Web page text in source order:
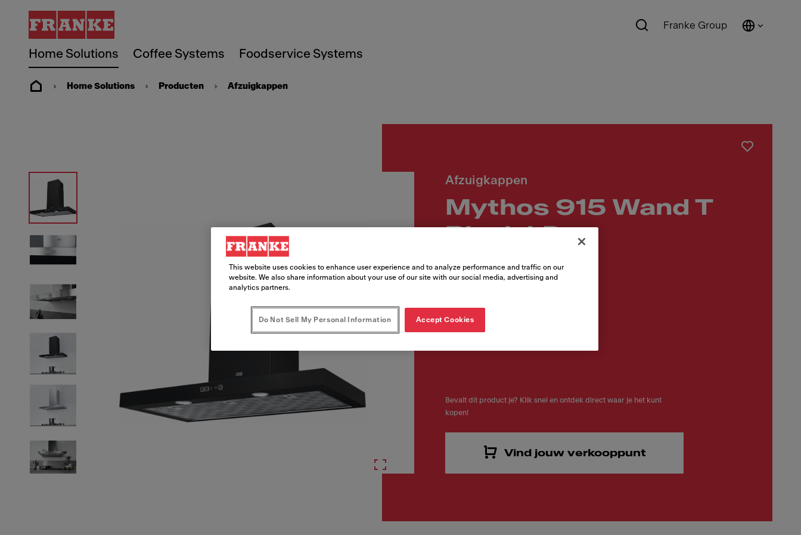
Home Solutions Coffee Systems Foodservice Systems
Franke Group
Home Solutions Producten Afzuigkappen
Afzuigkappen
Mythos 915 Wand T
Black LD
Artikelnummer
Bevalt dit product je? Klik snel en ontdek direct waar je het kunt
kopen!
Vind jouw verkooppunt
This website uses cookies to enhance user experience and to analyze performance and traffic on our
website. We also share information about your use of our site with our social media, advertising and
analytics partners.
Do Not Sell My Personal Information Accept Cookies